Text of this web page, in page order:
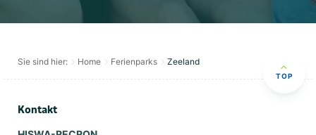
Sie sind hier: Home Ferienparks Zeeland
TOP
Kontakt